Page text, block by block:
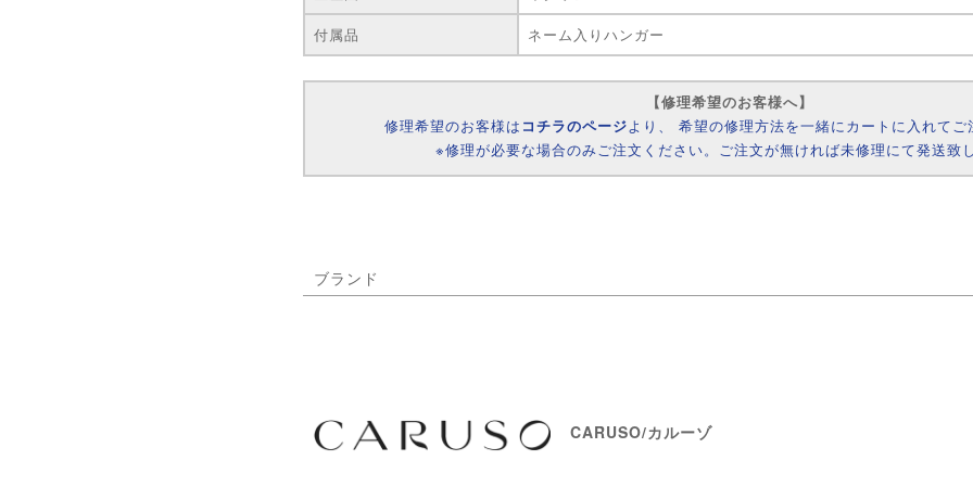
付属品
ネーム入りハンガー
【修理希望のお客様へ】
修理希望のお客様は コチラのページより、 希望の修理方法を一緒にカートに入れてご
※修理が必要な場合のみご注文ください。ご注文が無ければ未修理にて発送致し
ブランド
CARUSO/カルーゾ